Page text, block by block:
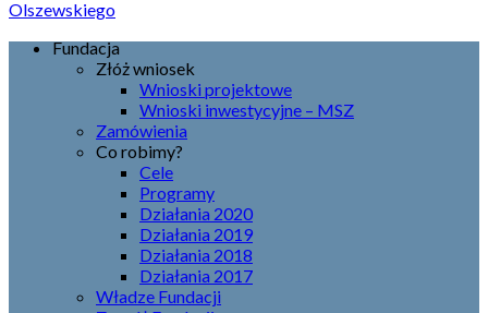
Fundacja
Złóż wniosek
Wnioski projektowe
Wnioski inwestycyjne – MSZ
Zamówienia
Co robimy?
Cele
Programy
Działania 2020
Działania 2019
Działania 2018
Działania 2017
Władze Fundacji